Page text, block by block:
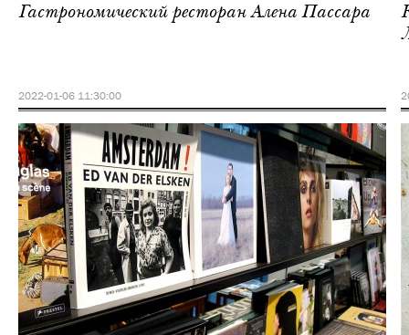
Гастрономический ресторан Алена Пассара
2022-01-06 11:30:00